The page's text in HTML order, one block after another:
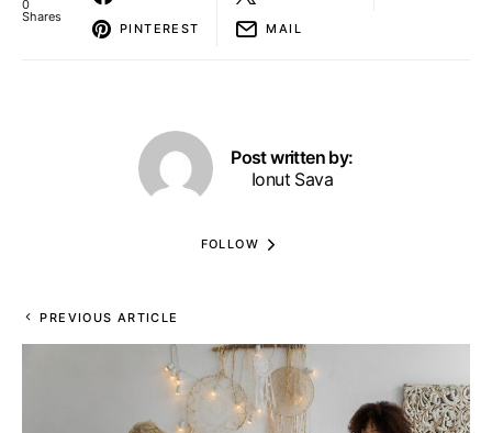
0
Shares
PINTEREST MAIL
Post written by:
Ionut Sava
FOLLOW
PREVIOUS ARTICLE